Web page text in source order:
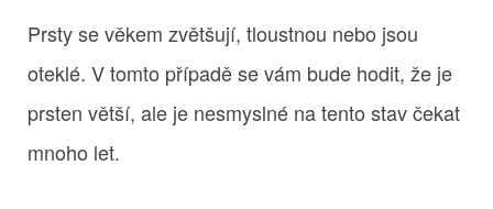
Prsty se věkem zvětšují, tloustnou nebo jsou
oteklé. V tomto případě se vám bude hodit, že je
prsten větší, ale je nesmyslné na tento stav čekat
mnoho let.